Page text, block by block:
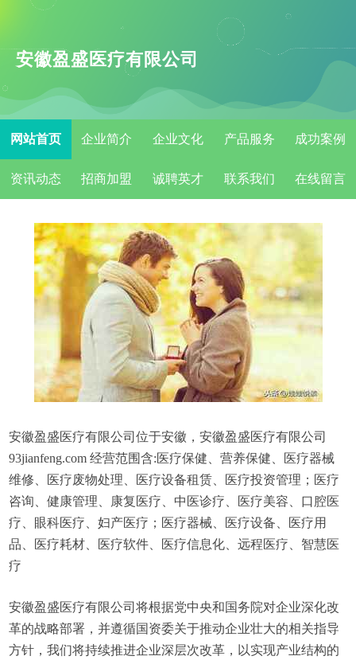
安徽盈盛医疗有限公司
网站首页 企业简介 企业文化 产品服务 成功案例
资讯动态 招商加盟 诚聘英才 联系我们 在线留言
安徽盈盛医疗有限公司位于安徽，安徽盈盛医疗有限公司
93jianfeng.com 经营范围含:医疗保健、营养保健、医疗器械
维修、医疗废物处理、医疗设备租赁、医疗投资管理；医疗
咨询、健康管理、康复医疗、中医诊疗、医疗美容、口腔医
疗、眼科医疗、妇产医疗；医疗器械、医疗设备、医疗用
品、医疗耗材、医疗软件、医疗信息化、远程医疗、智慧医
疗
安徽盈盛医疗有限公司将根据党中央和国务院对企业深化改
革的战略部署，并遵循国资委关于推动企业壮大的相关指导
方针，我们将持续推进企业深层次改革，以实现产业结构的